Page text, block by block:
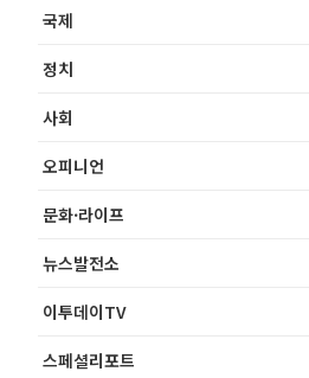
국제
정치
사회
오피니언
문화·라이프
뉴스발전소
이투데이TV
스페셜리포트